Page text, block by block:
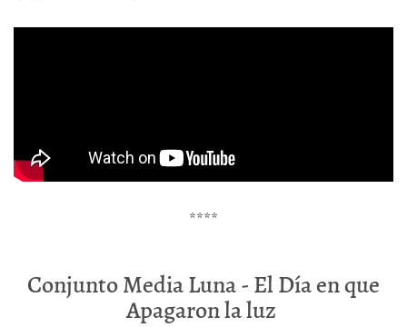
****
Conjunto Media Luna - El Día en que
Apagaron la luz